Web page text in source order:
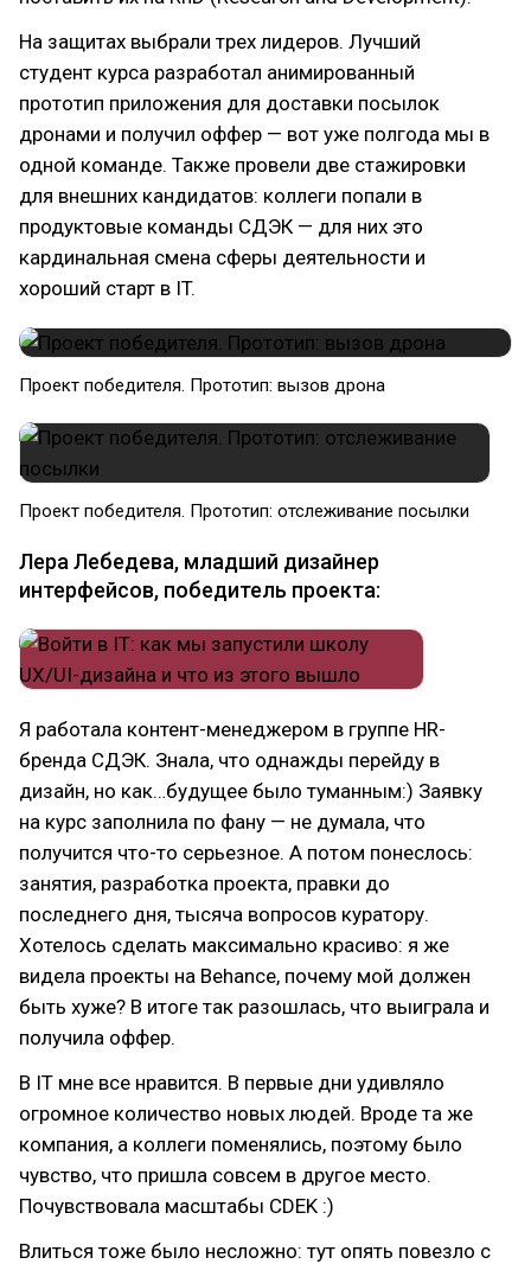
На защитах выбрали трех лидеров. Лучший
студент курса разработал анимированный
прототип приложения для доставки посылок
дронами и получил оффер — вот уже полгода мы в
одной команде. Также провели две стажировки
для внешних кандидатов: коллеги попали в
продуктовые команды СДЭК — для них это
кардинальная смена сферы деятельности и
хороший старт в IT.
Проект победителя. Прототип: вызов дрона
Проект победителя. Прототип: отслеживание посылки
Лера Лебедева, младший дизайнер
интерфейсов, победитель проекта:
Я работала контент-менеджером в группе HR-
бренда СДЭК. Знала, что однажды перейду в
дизайн, но как…будущее было туманным:) Заявку
на курс заполнила по фану — не думала, что
получится что-то серьезное. А потом понеслось:
занятия, разработка проекта, правки до
последнего дня, тысяча вопросов куратору.
Хотелось сделать максимально красиво: я же
видела проекты на Behance, почему мой должен
быть хуже? В итоге так разошлась, что выиграла и
получила оффер.
В IT мне все нравится. В первые дни удивляло
огромное количество новых людей. Вроде та же
компания, а коллеги поменялись, поэтому было
чувство, что пришла совсем в другое место.
Почувствовала масштабы CDEK :)
Влиться тоже было несложно: тут опять повезло с